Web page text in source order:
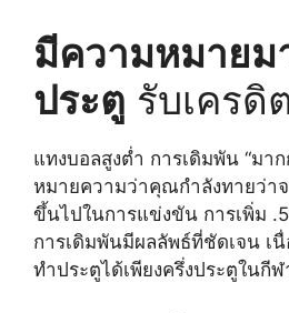
มีความหมายม
ประตู รับเครดิ
แทงบอลสูงต่ำ การเดิมพัน “มา
หมายความว่าคุณกำลังทายว่า
ขึ้นไปในการแข่งขัน การเพิ่ม
การเดิมพันมีผลลัพธ์ที่ชัดเจน เ
ทำประตูได้เพียงครึ่งประตูในกี